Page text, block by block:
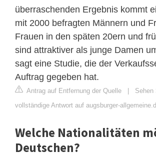
überraschenden Ergebnis kommt
mit 2000 befragten Männern und
Frauen in den späten 20ern und
sind attraktiver als junge Damen
sagt eine Studie, die der
Auftrag gegeben hat.
Antrag auf Entfernung der Quelle | Sehen
vollständige Antwort auf augsburger-
Welche Nationalitäten
Deutschen?